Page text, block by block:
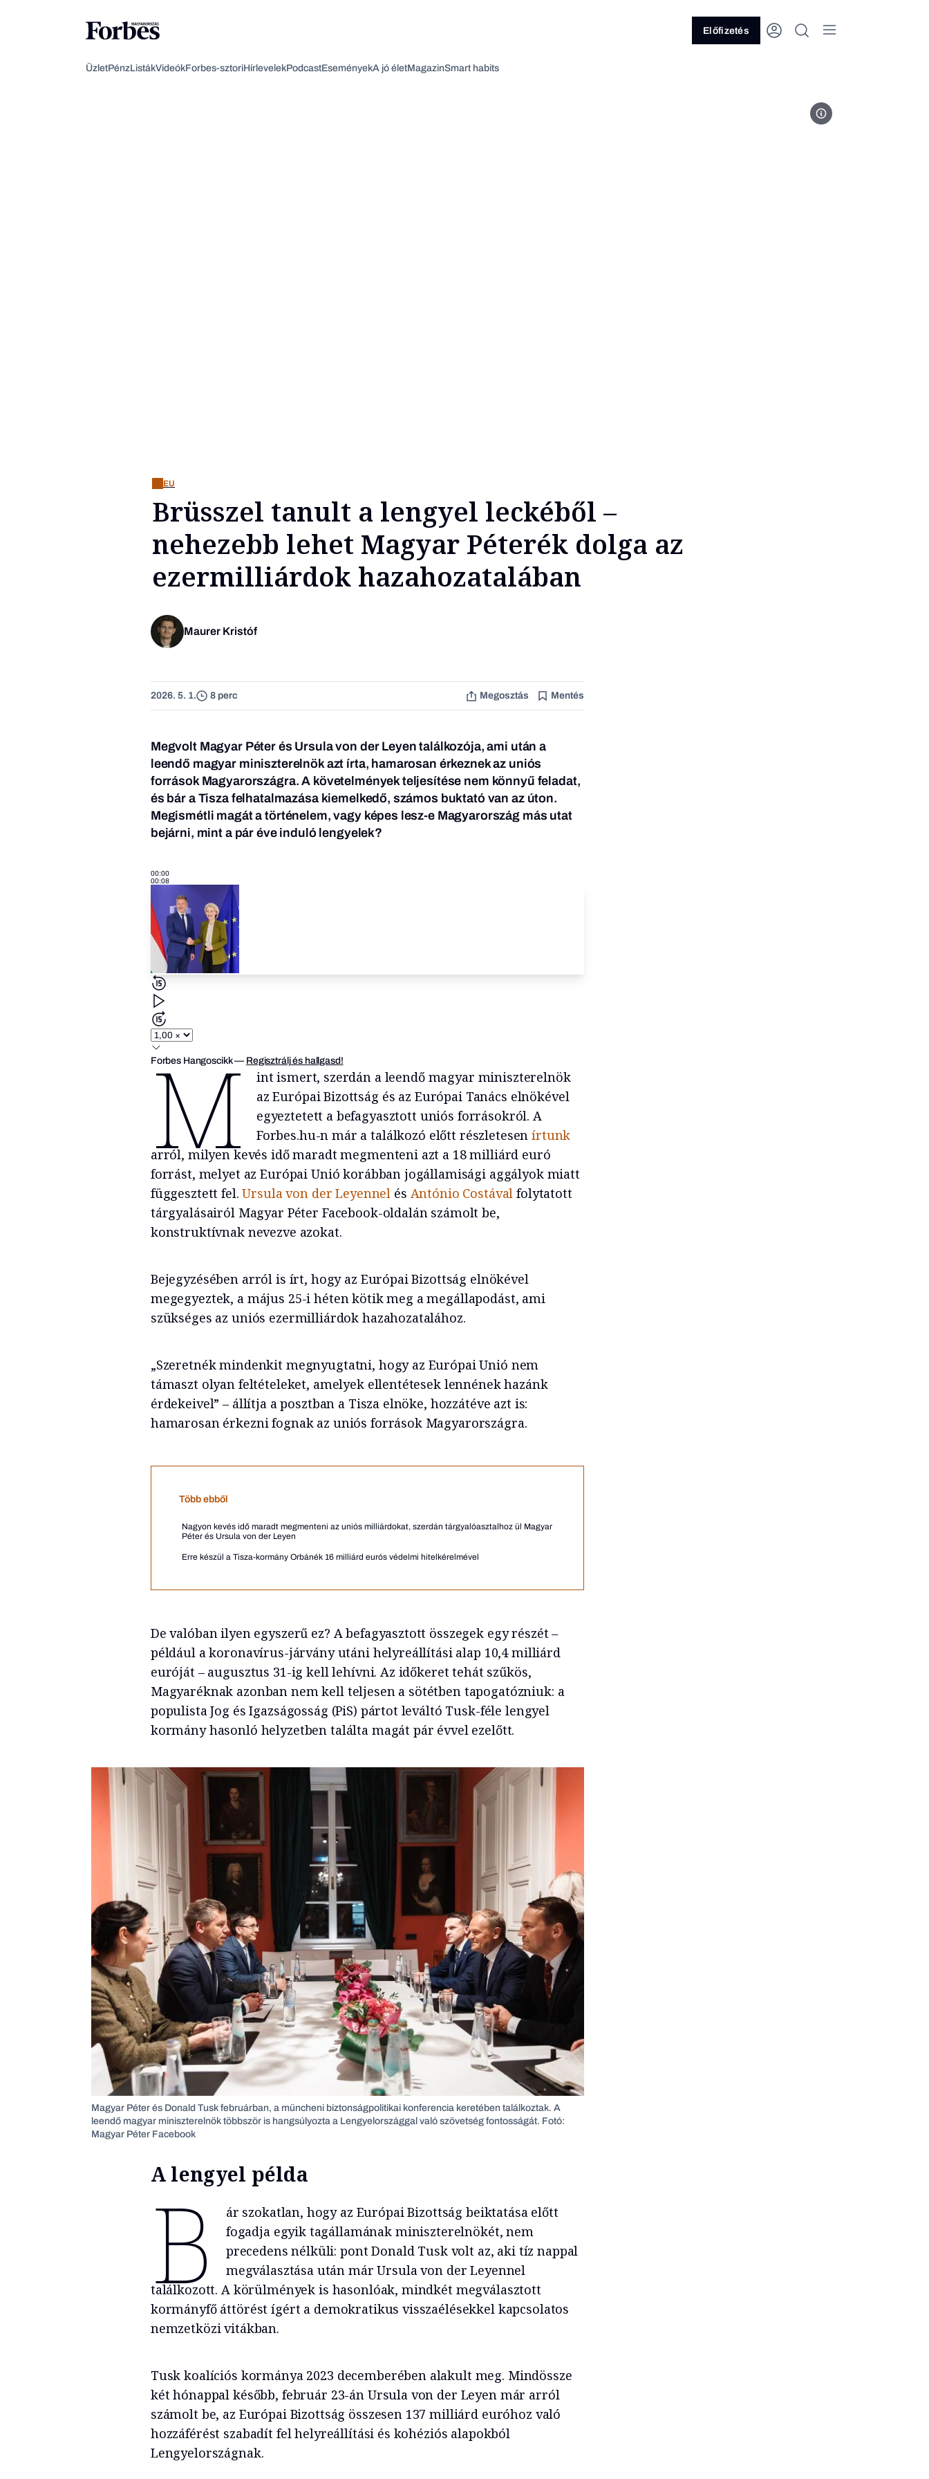
Előfizetés
ÜzletPénzListákVideókForbes-sztoriHírlevelekPodcastEseményekA jó életMagazinSmart habits
Fotó: Magyar Péter Facebook
EU
Brüsszel tanult a lengyel leckéből –
nehezebb lehet Magyar Péterék dolga az
ezermilliárdok hazahozatalában
Maurer Kristóf
2026. 5. 1. 8 perc Megosztás Mentés
Megvolt Magyar Péter és Ursula von der Leyen találkozója, ami után a
leendő magyar miniszterelnök azt írta, hamarosan érkeznek az uniós
források Magyarországra. A követelmények teljesítése nem könnyű feladat,
és bár a Tisza felhatalmazása kiemelkedő, számos buktató van az úton.
Megismétli magát a történelem, vagy képes lesz-e Magyarország más utat
bejárni, mint a pár éve induló lengyelek?
00:00
00:08
Forbes Hangoscikk— Regisztrálj és hallgasd!
M
int ismert, szerdán a leendő magyar miniszterelnök
az Európai Bizottság és az Európai Tanács elnökével
egyeztetett a befagyasztott uniós forrásokról. A
Forbes.hu-n már a találkozó előtt részletesenírtunk
arról, milyen kevés idő maradt megmenteni azt a 18 milliárd euró
forrást, melyet az Európai Unió korábban jogállamisági aggályok miatt
függesztett fel.Ursula von der Leyennel és António Costával folytatott
tárgyalásairól Magyar Péter Facebook-oldalán számolt be,
konstruktívnak nevezve azokat.
Bejegyzésében arról is írt, hogy az Európai Bizottság elnökével
megegyeztek, a május 25-i héten kötik meg a megállapodást, ami
szükséges az uniós ezermilliárdok hazahozatalához.
„Szeretnék mindenkit megnyugtatni, hogy az Európai Unió nem
támaszt olyan feltételeket, amelyek ellentétesek lennének hazánk
érdekeivel” – állítja a posztban a Tisza elnöke, hozzátéve azt is:
hamarosan érkezni fognak az uniós források Magyarországra.
Több ebből
Nagyon kevés idő maradt megmenteni az uniós milliárdokat, szerdán tárgyalóasztalhoz ül Magyar
Péter és Ursula von der Leyen
Erre készül a Tisza-kormány Orbánék 16 milliárd eurós védelmi hitelkérelmével
De valóban ilyen egyszerű ez? A befagyasztott összegek egy részét –
például a koronavírus-járvány utáni helyreállítási alap 10,4 milliárd
euróját – augusztus 31-ig kell lehívni. Az időkeret tehát szűkös,
Magyaréknak azonban nem kell teljesen a sötétben tapogatózniuk: a
populista Jog és Igazságosság (PiS) pártot leváltó Tusk-féle lengyel
kormány hasonló helyzetben találta magát pár évvel ezelőtt.
Magyar Péter és Donald Tusk februárban, a müncheni biztonságpolitikai konferencia keretében találkoztak. A
leendő magyar miniszterelnök többször is hangsúlyozta a Lengyelországgal való szövetség fontosságát. Fotó:
Magyar Péter Facebook
A lengyel példa
B
ár szokatlan, hogy az Európai Bizottság beiktatása előtt
fogadja egyik tagállamának miniszterelnökét, nem
precedens nélküli: pont Donald Tusk volt az, aki tíz nappal
megválasztása után már Ursula von der Leyennel
találkozott. A körülmények is hasonlóak, mindkét megválasztott
kormányfő áttörést ígért a demokratikus visszaélésekkel kapcsolatos
nemzetközi vitákban.
Tusk koalíciós kormánya 2023 decemberében alakult meg. Mindössze
két hónappal később, február 23-án Ursula von der Leyen már arról
számolt be, az Európai Bizottság összesen 137 milliárd euróhoz való
hozzáférést szabadít fel helyreállítási és kohéziós alapokból
Lengyelországnak.